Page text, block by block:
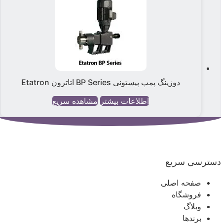
دوزینگ پمپ پیستونی BP Series اتاترون Etatron
اطلاعات بیشتر مشاهده سریع
دسترسی سریع
صفحه اصلی
فروشگاه
وبلاگ
برندها